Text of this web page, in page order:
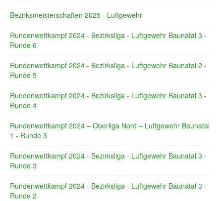
Bezirksmeisterschaften 2025 - Luftgewehr
Rundenwettkampf 2024 - Bezirksliga - Luftgewehr Baunatal 3 -
Runde 6
Rundenwettkampf 2024 - Bezirksliga - Luftgewehr Baunatal 2 -
Runde 5
Rundenwettkampf 2024 - Bezirksliga - Luftgewehr Baunatal 3 -
Runde 4
Rundenwettkampf 2024 – Oberliga Nord – Luftgewehr Baunatal
1 - Runde 3
Rundenwettkampf 2024 - Bezirksliga - Luftgewehr Baunatal 3 -
Runde 3
Rundenwettkampf 2024 - Bezirksliga - Luftgewehr Baunatal 3 -
Runde 2